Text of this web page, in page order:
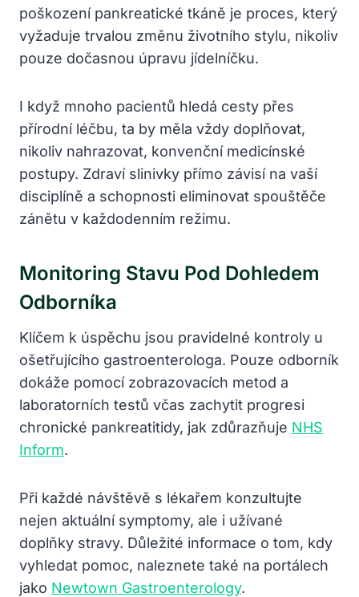
poškození pankreatické tkáně je proces, který
vyžaduje trvalou změnu životního stylu, nikoliv
pouze dočasnou úpravu jídelníčku.
I když mnoho pacientů hledá cesty přes
přírodní léčbu, ta by měla vždy doplňovat,
nikoliv nahrazovat, konvenční medicínské
postupy. Zdraví slinivky přímo závisí na vaší
disciplíně a schopnosti eliminovat spouštěče
zánětu v každodenním režimu.
Monitoring Stavu Pod Dohledem
Odborníka
Klíčem k úspěchu jsou pravidelné kontroly u
ošetřujícího gastroenterologa. Pouze odborník
dokáže pomocí zobrazovacích metod a
laboratorních testů včas zachytit progresi
chronické pankreatitidy, jak zdůrazňuje NHS
Inform.
Při každé návštěvě s lékařem konzultujte
nejen aktuální symptomy, ale i užívané
doplňky stravy. Důležité informace o tom, kdy
vyhledat pomoc, naleznete také na portálech
jako Newtown Gastroenterology.